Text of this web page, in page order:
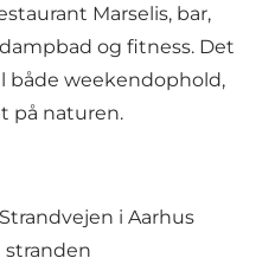
Marselis, bar,
og fitness. Det
både weekendophold,
på naturen.
i Aarhus
stranden